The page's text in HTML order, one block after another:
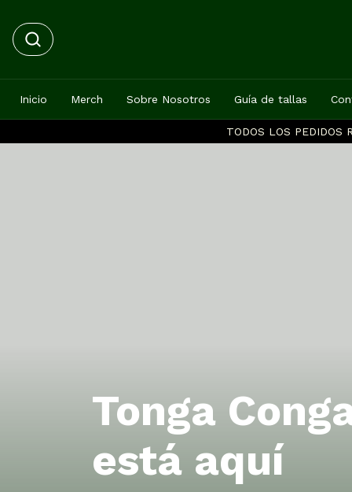
TODOS LOS PEDIDOS
Inicio Merch Sobre Nosotros Guía de tallas
Tonga
está aquí